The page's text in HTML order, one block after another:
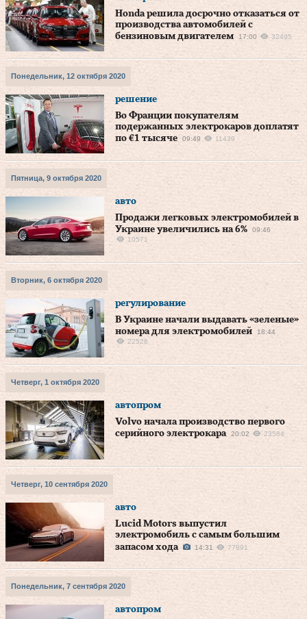
Honda решила досрочно отказаться от
производства автомобилей с
бензиновым двигателем
17:00 32495
Понедельник, 12 октября 2020
решение
Во Франции покупателям
подержанных электрокаров доплатят
по €1 тысяче
09:49 11439
Пятница, 9 октября 2020
авто
Продажи легковых электромобилей в
Украине увеличились на 6%
09:46
10571
Вторник, 6 октября 2020
регулирование
В Украине начали выдавать «зеленые»
номера для электромобилей
18:44
22528
Четверг, 1 октября 2020
автопром
Volvo начала производство первого
серийного электрокара
20:02 23584
Четверг, 10 сентября 2020
авто
Lucid Motors выпустил
электромобиль с самым большим
запасом хода
14:31 77891
Понедельник, 7 сентября 2020
автопром